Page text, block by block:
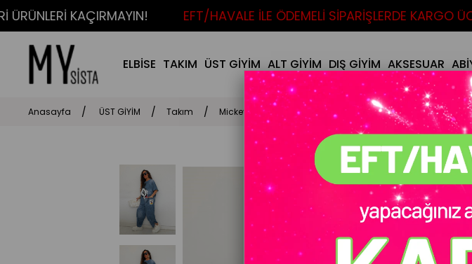
KAÇIRMAYIN! EFT/HAVALE İLE ÖDEMELİ SİPARİŞLERDE KARGO
ELBİSE TAKIM ÜST GİYİM ALT GİYİM DIŞ GİYİM AKSESUAR
Anasayfa ÜST GİYİM Takım Mickey Denim Takım